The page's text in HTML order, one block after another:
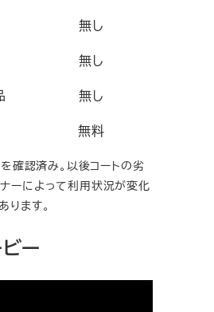
無し
無し
無し
無料
確認済み。以後コートの劣
ーによって利用状況が変化
ります。
ー